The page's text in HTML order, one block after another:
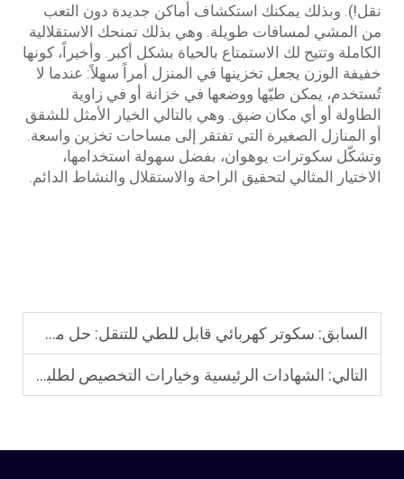
نقل!). وبذلك يمكنك استكشاف أماكن جديدة دون التعب
من المشي لمسافات طويلة. وهي بذلك تمنحك الاستقلالية
الكاملة وتتيح لك الاستمتاع بالحياة بشكل أكبر. وأخيراً، كونها
خفيفة الوزن يجعل تخزينها في المنزل أمراً سهلاً: عندما لا
تُستخدم، يمكن طيّها ووضعها في خزانة أو في زاوية
الطاولة أو أي مكان ضيق. وهي بالتالي الخيار الأمثل للشقق
أو المنازل الصغيرة التي تفتقر إلى مساحات تخزين واسعة.
وتشكّل سكوترات يوهوان، بفضل سهولة استخدامها،
الاختيار المثالي لتحقيق الراحة والاستقلال والنشاط الدائم.
السابق: سكوتر كهربائي قابل للطي للتنقل: حل مشاكل سفرك في الأماكن المفتوحة
التالي: الشهادات الرئيسية وخيارات التخصيص لطلبات الجملة من سكوترات التنقل الكهربائية